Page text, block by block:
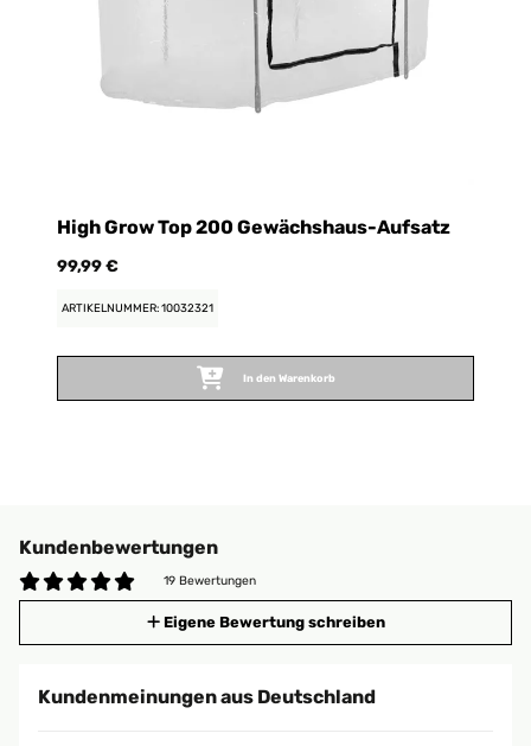
High Grow Top 200 Gewächshaus-Aufsatz
99,99 €
ARTIKELNUMMER: 10032321
In den Warenkorb
Kundenbewertungen
19 Bewertungen
Eigene Bewertung schreiben
Kundenmeinungen aus Deutschland